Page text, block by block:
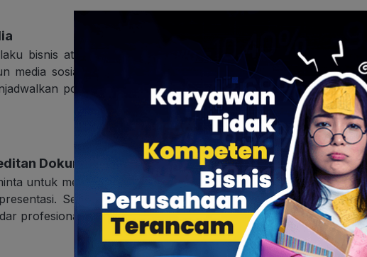
bisnis atau pemilik
seorang VA mungkin juga diminta
media sosial. Tugasnya seperti membalas komentar dan pesan,
postingan, atau memantau interaksi audiens agar akun
Dokumen
untuk membuat atau mengedit berbagai jenis dokumen, seperti
Selain memastikan isinya akurat, dokumen juga harus
profesional agar mudah dipahami.